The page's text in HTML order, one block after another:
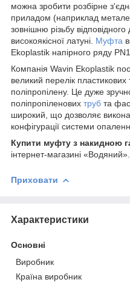
можна зробити розбірне
приладом (наприклад
зовнішню різьбу
високоякісної латуні. Муфта
Ekoplastik напірного ряду
Компанія Wavin Ekoplastik
великий перелік пластикових
поліпропілену. Це дуже
поліпропіленових труб та
широкий, що дозволяє
конфігурації системи
Купити муфту з накидною
інтернет-магазині «Водяний».
Приховати
Характеристики
Основні
Виробник
Країна виробник